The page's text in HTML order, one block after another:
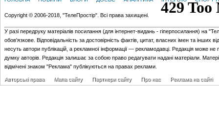
Copyright © 2006-2018, "ТелеПростір". Всі права захищені.
У разі передруку матеріалів посилання (для iнтернет-видань - гiперпосилання) на
обов'язкове. Відповідальність за достовірність фактів, цитат, власних імен та інших
несуть автори публікацій, а рекламної інформації — рекламодавці. Редакція може не
думку авторів. Редакція залишає за собою право редагувати надані матеріали.
відмічені знаком "Реклама" публікуються на правах реклами.
Авторські права Мапа сайту Партнери сайту Про нас Реклама на сайті